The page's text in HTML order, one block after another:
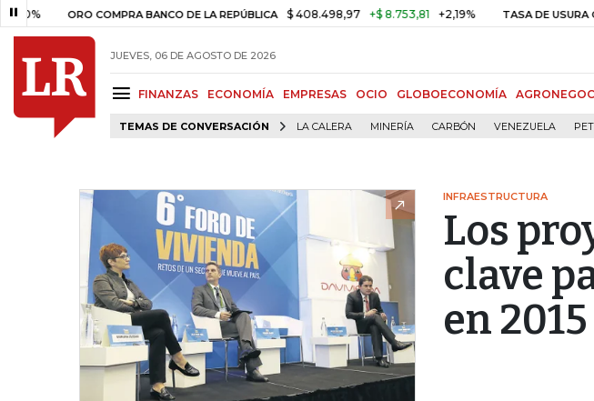
ORO COMPRA BANCO DE LA REPÚBLICA $ 408.498,97 +$ 8.753,81 +2,19% TASA DE USURA
JUEVES, 06 DE AGOSTO DE 2026
FINANZAS ECONOMÍA EMPRESAS OCIO GLOBOECONOMÍA
TEMAS DE CONVERSACIÓN LA CALERA MINERÍA CARBÓN VENEZUELA
INFRAESTRUCTURA
Los
clave
en 2015